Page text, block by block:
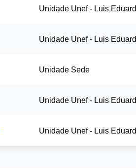
Unidade Unef - Luis
Unidade Unef - Luis
Unidade Sede
Unidade Unef - Luis
Unidade Unef - Luis